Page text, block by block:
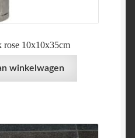
rose 10x10x35cm
winkelwagen